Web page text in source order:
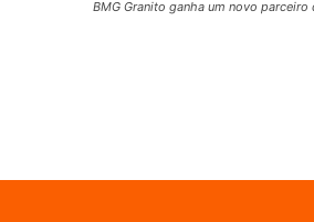
BMG Granito ganha um novo